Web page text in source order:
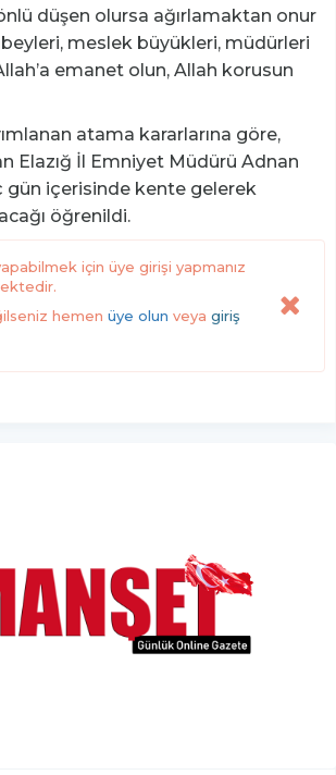
düşen olursa ağırlamaktan onur
meslek büyükleri, müdürleri
emanet olun, Allah korusun
atama kararlarına göre,
Elazığ İl Emniyet Müdürü Adnan
gün içerisinde kente gelerek
öğrenildi.
için üye girişi yapmanız
hemen üye olun veya giriş